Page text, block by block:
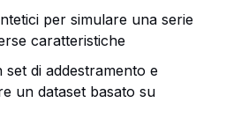
per simulare una serie
caratteristiche
set di addestramento e
un dataset basato su